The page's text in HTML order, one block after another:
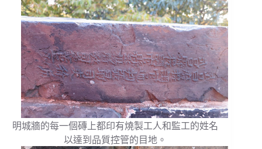
明城牆的每一個磚上都印有燒製工人和監工的姓名
以達到品質控管的目地。